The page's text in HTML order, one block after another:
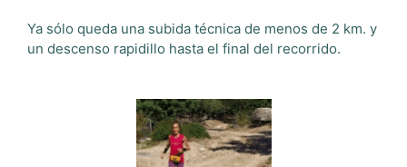
Ya sólo queda una subida técnica de menos de 2 km. y
un descenso rapidillo hasta el final del recorrido.